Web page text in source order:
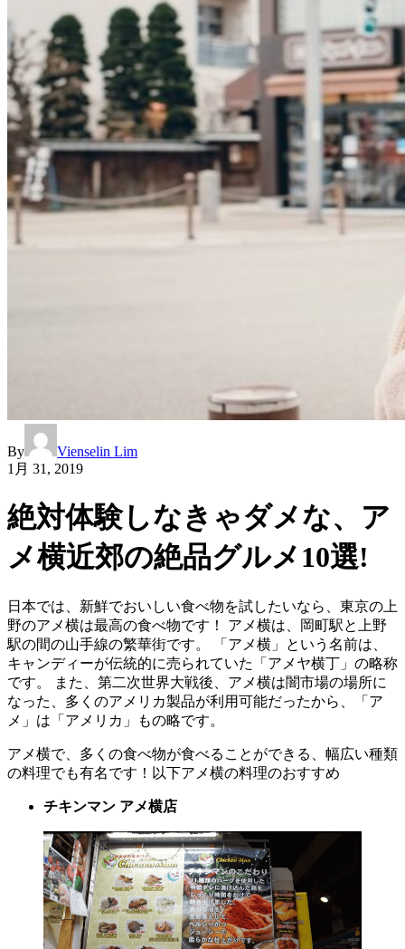
By
Vienselin Lim
1月 31, 2019
絶対体験しなきゃダメな、ア
メ横近郊の絶品グルメ10選!
日本では、新鮮でおいしい食べ物を試したいなら、東京の上
野のアメ横は最高の食べ物です！ アメ横は、岡町駅と上野
駅の間の山手線の繁華街です。 「アメ横」という名前は、
キャンディーが伝統的に売られていた「アメヤ横丁」の略称
です。 また、第二次世界大戦後、アメ横は闇市場の場所に
なった、多くのアメリカ製品が利用可能だったから、「ア
メ」は「アメリカ」もの略です。
アメ横で、多くの食べ物が食べることができる、幅広い種類
の料理でも有名です！以下アメ横の料理のおすすめ
チキンマン アメ横店